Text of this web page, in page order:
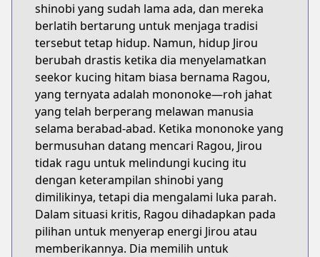
shinobi yang sudah lama ada, dan mereka
berlatih bertarung untuk menjaga tradisi
tersebut tetap hidup. Namun, hidup Jirou
berubah drastis ketika dia menyelamatkan
seekor kucing hitam biasa bernama Ragou,
yang ternyata adalah mononoke—roh jahat
yang telah berperang melawan manusia
selama berabad-abad. Ketika mononoke yang
bermusuhan datang mencari Ragou, Jirou
tidak ragu untuk melindungi kucing itu
dengan keterampilan shinobi yang
dimilikinya, tetapi dia mengalami luka parah.
Dalam situasi kritis, Ragou dihadapkan pada
pilihan untuk menyerap energi Jirou atau
memberikannya. Dia memilih untuk